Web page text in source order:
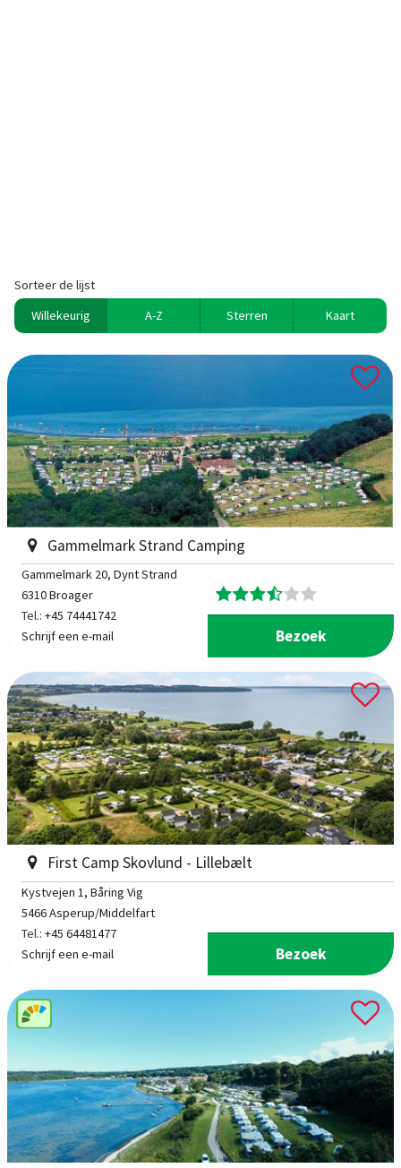
Sorteer de lijst
Willekeurig
A-Z Sterren Kaart
Gammelmark Strand Camping
Gammelmark 20, Dynt Strand
6310 Broager
Tel.: +45 74441742
Schrijf een e-mail
Bezoek
First Camp Skovlund - Lillebælt
Kystvejen 1, Båring Vig
5466 Asperup/Middelfart
Tel.: +45 64481477
Schrijf een e-mail
Bezoek